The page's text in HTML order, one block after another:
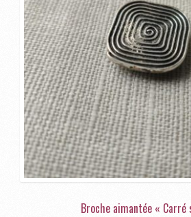
Broche aimantée « Carré